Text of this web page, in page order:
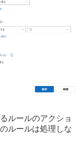
ルールのアクショ
ルールは処理しな